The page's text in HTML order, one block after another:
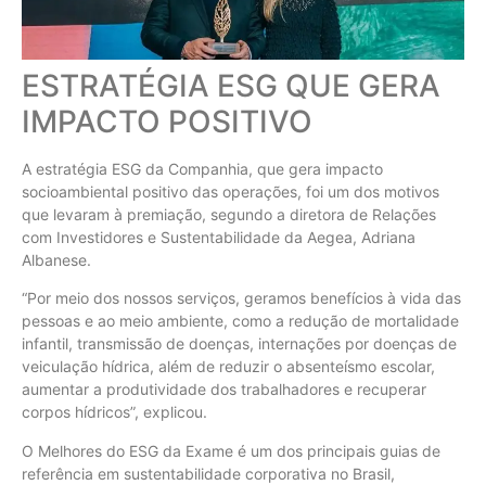
ESTRATÉGIA ESG QUE GERA
IMPACTO POSITIVO
A estratégia ESG da Companhia, que gera impacto
socioambiental positivo das operações, foi um dos motivos
que levaram à premiação, segundo a diretora de Relações
com Investidores e Sustentabilidade da Aegea, Adriana
Albanese.
“Por meio dos nossos serviços, geramos benefícios à vida das
pessoas e ao meio ambiente, como a redução de mortalidade
infantil, transmissão de doenças, internações por doenças de
veiculação hídrica, além de reduzir o absenteísmo escolar,
aumentar a produtividade dos trabalhadores e recuperar
corpos hídricos”, explicou.
O Melhores do ESG da Exame é um dos principais guias de
referência em sustentabilidade corporativa no Brasil,